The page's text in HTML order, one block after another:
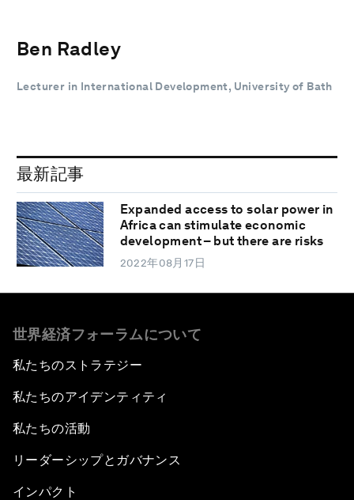
Ben Radley
Lecturer in International Development, University of Bath
最新記事
Expanded access to solar power in
Africa can stimulate economic
development – but there are risks
2022年08月17日
世界経済フォーラムについて
私たちのストラテジー
私たちのアイデンティティ
私たちの活動
リーダーシップとガバナンス
インパクト